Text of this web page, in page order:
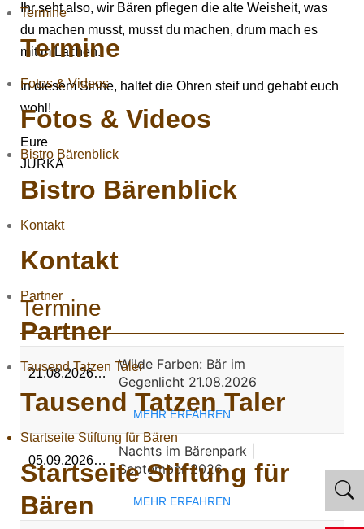
Termine
Termine
Fotos & Videos
Fotos & Videos
Bistro Bärenblick
Bistro Bärenblick
Kontakt
Kontakt
Partner
Partner
Tausend Tatzen Taler
Tausend Tatzen Taler
Startseite Stiftung für Bären
Startseite Stiftung für
Bären
Ihr seht also, wir Bären pflegen die alte Weisheit, was
du machen musst, musst du machen, drum mach es
mit’m Lachen.
In diesem Sinne, haltet die Ohren steif und gehabt euch
wohl!
Eure
JURKA
Termine
21.08.2026…
Wilde Farben: Bär im
Gegenlicht 21.08.2026
MEHR ERFAHREN
05.09.2026…
Nachts im Bärenpark |
September 2026
MEHR ERFAHREN